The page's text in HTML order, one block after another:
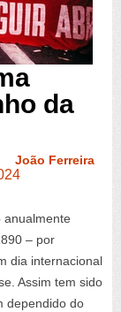
da
João Ferreira
anualmente
– por
dia internacional
Assim tem sido
dependido do